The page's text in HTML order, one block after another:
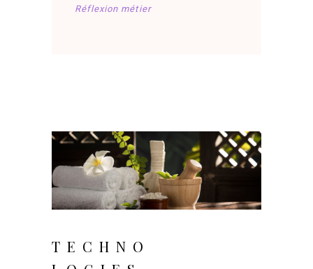
Réflexion métier
juin 23, 2025
TECHNO